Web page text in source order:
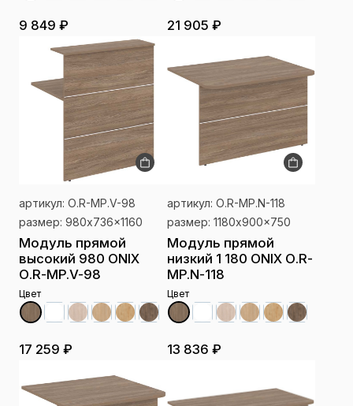
9 849 ₽ 21 905 ₽
артикул: О.R-MP.V-98
размер: 980x736x1160
Модуль прямой
высокий 980 ONIX
О.R-MP.V-98
Цвет
17 259 ₽
артикул: О.R-MP.N-118
размер: 1180x900x750
Модуль прямой
низкий 1 180 ONIX О.R-
MP.N-118
Цвет
13 836 ₽